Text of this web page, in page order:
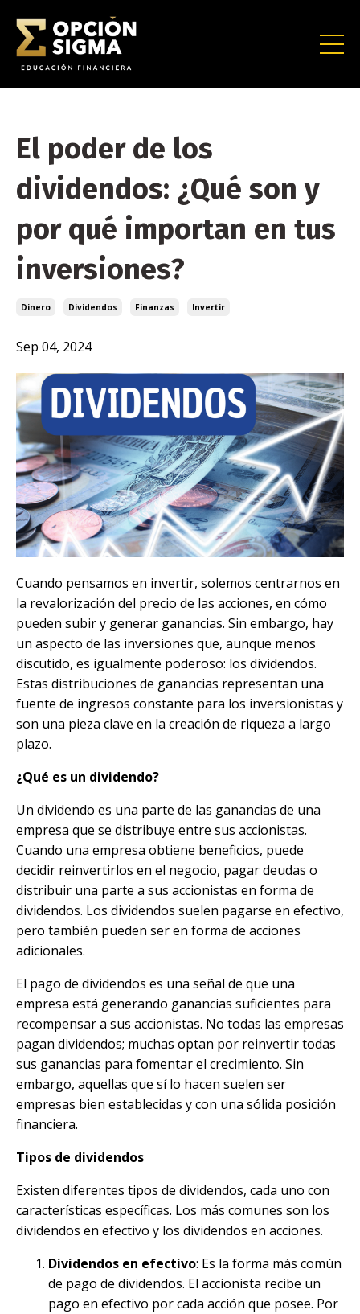
El poder de los
dividendos: ¿Qué son y
por qué importan en tus
inversiones?
Dinero Dividendos Finanzas Invertir
Sep 04, 2024
Cuando pensamos en invertir, solemos centrarnos en
la revalorización del precio de las acciones, en cómo
pueden subir y generar ganancias. Sin embargo, hay
un aspecto de las inversiones que, aunque menos
discutido, es igualmente poderoso: los dividendos.
Estas distribuciones de ganancias representan una
fuente de ingresos constante para los inversionistas y
son una pieza clave en la creación de riqueza a largo
plazo.
¿Qué es un dividendo?
Un dividendo es una parte de las ganancias de una
empresa que se distribuye entre sus accionistas.
Cuando una empresa obtiene beneficios, puede
decidir reinvertirlos en el negocio, pagar deudas o
distribuir una parte a sus accionistas en forma de
dividendos. Los dividendos suelen pagarse en efectivo,
pero también pueden ser en forma de acciones
adicionales.
El pago de dividendos es una señal de que una
empresa está generando ganancias suficientes para
recompensar a sus accionistas. No todas las empresas
pagan dividendos; muchas optan por reinvertir todas
sus ganancias para fomentar el crecimiento. Sin
embargo, aquellas que sí lo hacen suelen ser
empresas bien establecidas y con una sólida posición
financiera.
Tipos de dividendos
Existen diferentes tipos de dividendos, cada uno con
características específicas. Los más comunes son los
dividendos en efectivo y los dividendos en acciones.
Dividendos en efectivo: Es la forma más común
de pago de dividendos. El accionista recibe un
pago en efectivo por cada acción que posee. Por